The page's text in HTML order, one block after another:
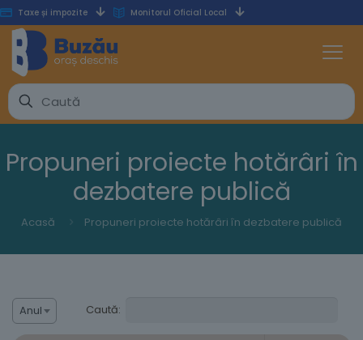
Taxe și impozite Monitorul Oficial Local
Propuneri proiecte hotărâri în
dezbatere publică
Acasă Propuneri proiecte hotărâri în dezbatere publică
Anul Caută: